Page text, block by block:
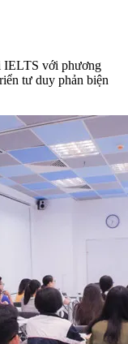
IELTS với phương
tư duy phản biện